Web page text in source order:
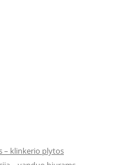
– klinkerio plytos